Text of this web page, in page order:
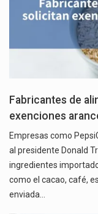
Fabricantes de
exenciones
Empresas como
al presidente Donald
ingredientes
como el cacao, café,
enviada…